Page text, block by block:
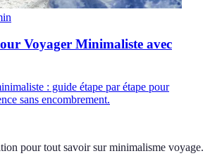
Voyager Minimaliste avec
: guide étape par étape pour
sans encombrement.
pour tout savoir sur minimalisme voyage.